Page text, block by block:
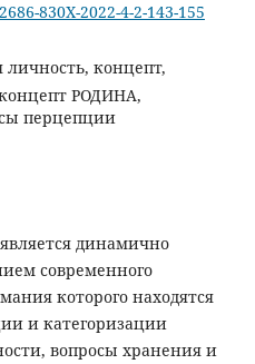
830X-2022-4-2-143-155
личность, концепт,
РОДИНА,
перцепции
динамично
современного
которого находятся
и категоризации
вопросы хранения и